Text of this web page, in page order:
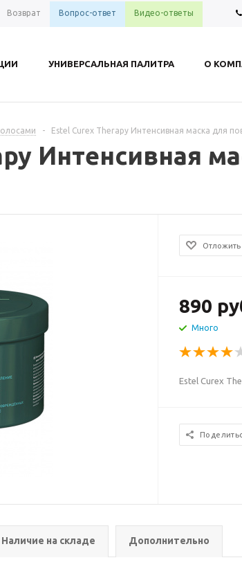
Возврат Вопрос-ответ Видео-ответы
УНИВЕРСАЛЬНАЯ ПАЛИТРА О
- Estel Curex Therapy Интенсивная маска для
Интенсивная
Отложить
890
Много
Estel Curex
Наличие на складе Дополнительно